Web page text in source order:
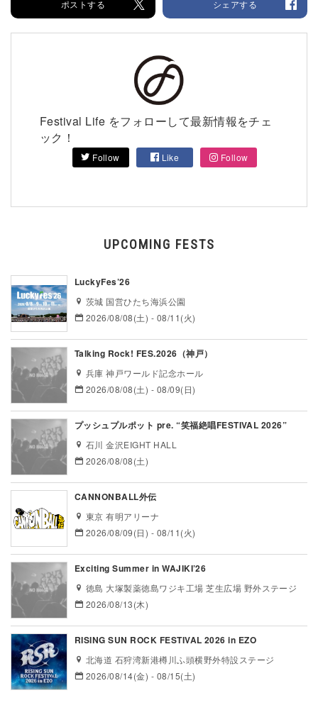
ポストする シェアする
Festival Life をフォローして最新情報をチェ
ック！
Follow Like Follow
UPCOMING FESTS
LuckyFes’26
茨城 国営ひたち海浜公園
2026/08/08(土) - 08/11(火)
Talking Rock! FES.2026（神戸）
兵庫 神戸ワールド記念ホール
2026/08/08(土) - 08/09(日)
プッシュプルポット pre. “笑福絶唱FESTIVAL 2026”
石川 金沢EIGHT HALL
2026/08/08(土)
CANNONBALL外伝
東京 有明アリーナ
2026/08/09(日) - 08/11(火)
Exciting Summer in WAJIKI’26
徳島 大塚製薬徳島ワジキ工場 芝生広場 野外ステージ
2026/08/13(木)
RISING SUN ROCK FESTIVAL 2026 in EZO
北海道 石狩湾新港樽川ふ頭横野外特設ステージ
2026/08/14(金) - 08/15(土)